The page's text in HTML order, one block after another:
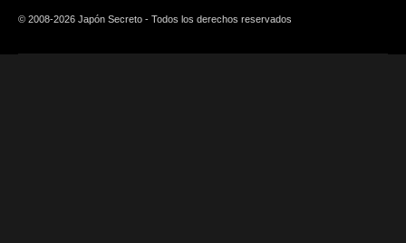
© 2008-2026 Japón Secreto - Todos los derechos reservados